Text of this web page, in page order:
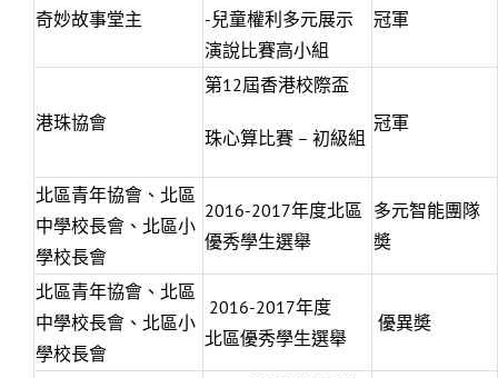
奇妙故事堂主
-兒童權利多元展示
演說比賽高小組
冠軍
港珠協會
第12屆香港校際盃
珠心算比賽 – 初級組
冠軍
北區青年協會、北區
中學校長會、北區小
學校長會
2016-2017年度北區
優秀學生選舉
多元智能團隊
奬
北區青年協會、北區
中學校長會、北區小
學校長會
2016-2017年度
北區優秀學生選舉
優異奬